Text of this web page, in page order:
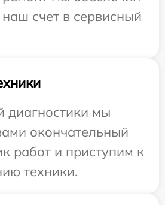
счет в сервисный
диагностики мы
окончательный
работ и приступим к
техники.